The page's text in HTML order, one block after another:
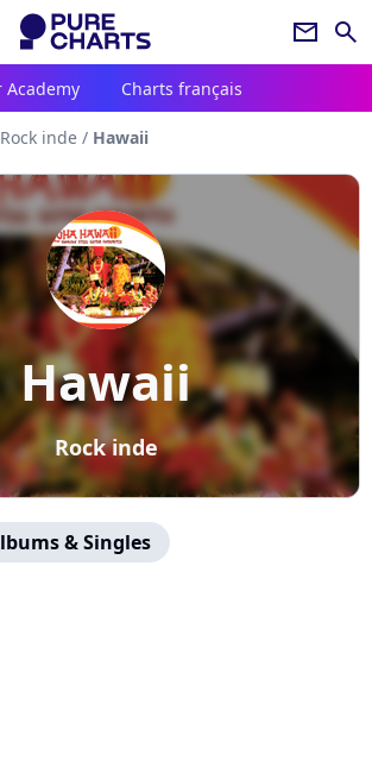
newsletter search
Academy Charts français
Rock inde / Hawaii
Hawaii
Rock inde
& Singles